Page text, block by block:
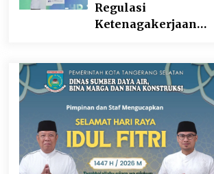
Regulasi
Ketenagakerjaan
Dunia Kerja Modern